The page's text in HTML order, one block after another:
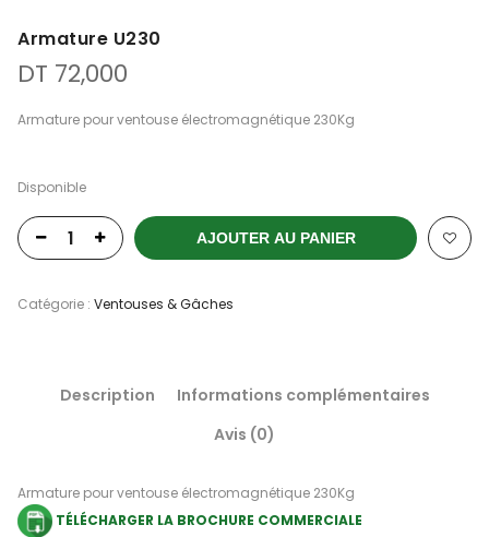
Armature U230
DT 72,000
Armature pour ventouse électromagnétique 230Kg
Disponible
AJOUTER AU PANIER
Catégorie : Ventouses & Gâches
Description
Informations complémentaires
Avis (0)
Armature pour ventouse électromagnétique 230Kg
TÉLÉCHARGER LA BROCHURE COMMERCIALE